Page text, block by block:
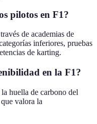
pilotos en F1?
de academias de
inferiores, pruebas
de karting.
en la F1?
huella de carbono del
valora la